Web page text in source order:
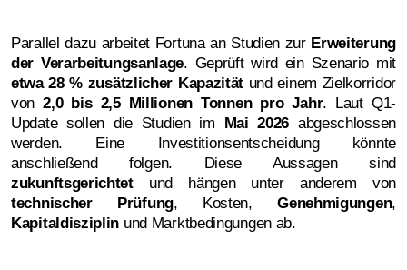
Parallel dazu arbeitet Fortuna an Studien zur Erweiterung
der Verarbeitungsanlage. Geprüft wird ein Szenario mit
etwa 28 % zusätzlicher Kapazität und einem Zielkorridor
von2,0 bis 2,5 Millionen Tonnen pro Jahr. Laut Q1-
Update sollen die Studien im Mai 2026 abgeschlossen
werden. Eine Investitionsentscheidung könnte
anschließend folgen. Diese Aussagen sind
zukunftsgerichtetund hängen unter anderem von
technischer Prüfung, Kosten,Genehmigungen,
Kapitaldisziplin und Marktbedingungen ab.